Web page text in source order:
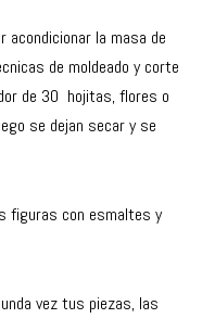
acondicionar la masa de
de moldeado y corte
de 30 hojitas, flores o
se dejan secar y se
figuras con esmaltes y
vez tus piezas, las